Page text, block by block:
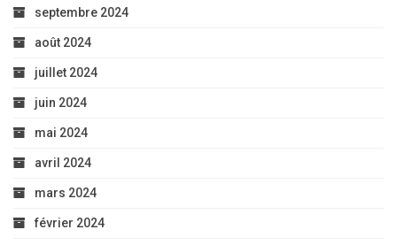
septembre 2024
août 2024
juillet 2024
juin 2024
mai 2024
avril 2024
mars 2024
février 2024